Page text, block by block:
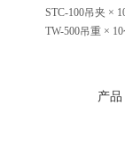
STC-100吊夹 ×
TW-500吊重 × 10
产品